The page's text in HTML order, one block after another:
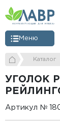
Меню
Каталог
УГОЛОК
Артикул №